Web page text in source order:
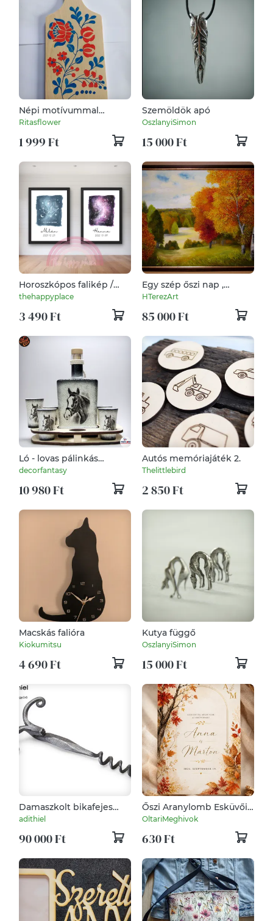
Népi motívummal
ellátott dísz fatárgy
Ritasflower
1 999 Ft
Szemöldök apó
OszlanyiSimon
15 000 Ft
Horoszkópos falikép /
Babaszoba kép /
Újszülött emlék / Fali
dekoráció, falikép /
digitális, nyomat / 2.
thehappyplace
3 490 Ft
Egy szép őszi nap ,
Olajfestmény keretben
HTerezArt
85 000 Ft
Ló - lovas pálinkás
készlet ; Lovak
kedvelőinek
decorfantasy
10 980 Ft
Autós memóriajáték 2.
Thelittlebird
2 850 Ft
Macskás falióra
Kiokumitsu
4 690 Ft
Kutya függő
OszlanyiSimon
15 000 Ft
Damaszkolt bikafejes
dugóhúzó, [E_01c]
adithiel
90 000 Ft
Őszi Aranylomb Esküvői
Meghívó
OltariMeghivok
630 Ft